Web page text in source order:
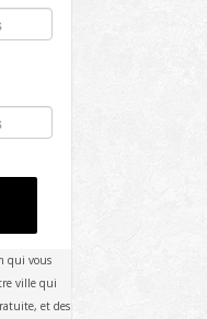
qui vous
ville qui
et des